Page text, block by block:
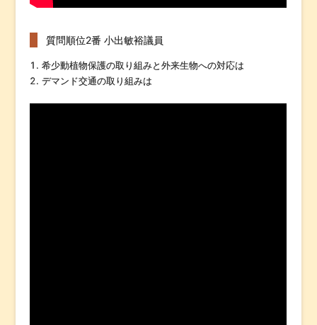
質問順位2番 小出敏裕議員
希少動植物保護の取り組みと外来生物への対応は
デマンド交通の取り組みは